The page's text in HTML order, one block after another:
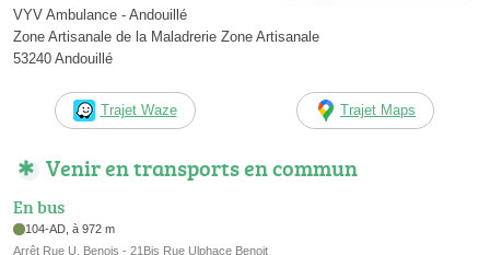
VYV Ambulance - Andouillé
Zone Artisanale de la Maladrerie Zone Artisanale
53240 Andouillé
Trajet Waze Trajet Maps
Venir en transports en commun
En bus
104-AD, à 972 m
Arrêt Rue U. Benois - 21Bis Rue Ulphace Benoit